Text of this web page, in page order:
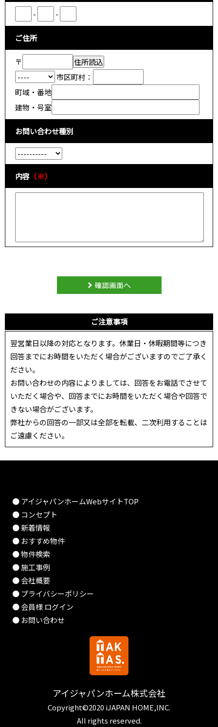
- -
ご住所
〒
市区町村：
町域・番地
建物・号室
お問い合わせ種別
内容 （※）
ご注意事項
翌営業日以降の対応となります。休業日・休暇期間等につき
回答までにお時間をいただく場合がございますのでご了承く
ださい。
お問い合わせの内容によりましては、回答をお電話でさせて
いただく場合や、回答までにお時間をいただく場合や回答で
きない場合がございます。
弊社からの回答の一部又は全部を転載、二次利用することは
ご遠慮ください。
● アイジャパンホームWebサイトTOP
● コンセプト
● 新着情報
● おすすめ物件
● 物件検索
● 施工事例
● 会社概要
● プライバシーポリシー
● 会員様 ログイン
● お問い合わせ
アイジャパンホーム株式会社
Copyright©2020 iJAPAN HOME,INC.
All rights reserved.